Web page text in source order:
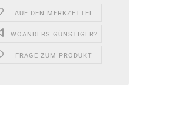
AUF DEN MERKZETTEL
WOANDERS GÜNSTIGER?
FRAGE ZUM PRODUKT